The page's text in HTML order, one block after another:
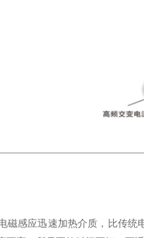
磁感应迅速加热介质，比传